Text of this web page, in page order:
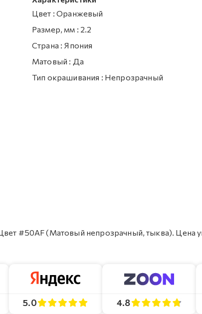
Цвет : Оранжевый
Размер, мм : 2.2
Страна : Япония
Матовый : Да
Тип окрашивания : Непрозрачный
#50AF (Матовый непрозрачный, тыква). Цена
5.0 4.8